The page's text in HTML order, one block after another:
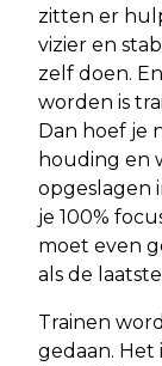
zitten er
vizier en
zelf doen.
worden is
Dan hoef je
houding en
opgeslagen
je 100%
moet even
als de
Trainen
gedaan.